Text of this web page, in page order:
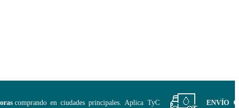
comprando en ciudades principales. Aplica TyC ENVÍO